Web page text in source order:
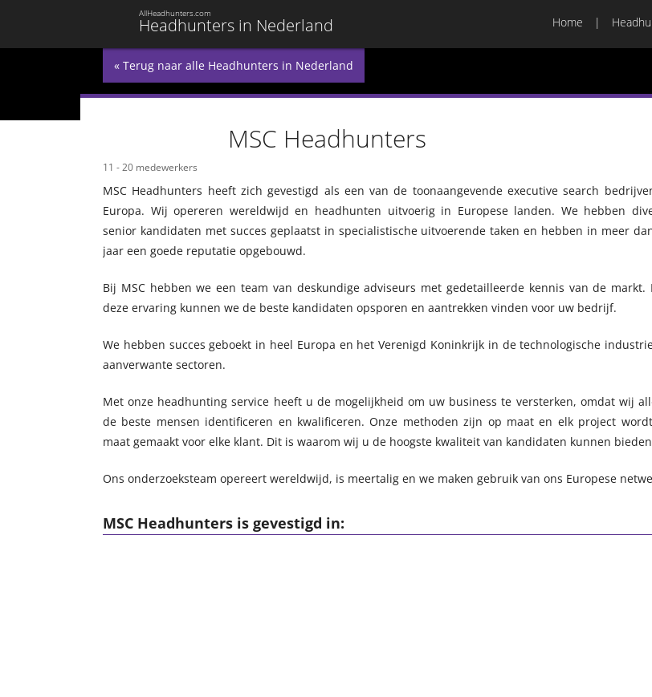
Headhunters in Nederland
AllHeadhunters.com
Home
« Terug naar alle Headhunters in Nederland
MSC Headhunters
11 - 20 medewerkers
MSC Headhunters heeft zich gevestigd als een van de toonaangevende executive search
Europa. Wij opereren wereldwijd en headhunten uitvoerig in Europese landen. We hebben
senior kandidaten met succes geplaatst in specialistische uitvoerende taken en hebben in meer
jaar een goede reputatie opgebouwd.
Bij MSC hebben we een team van deskundige adviseurs met gedetailleerde kennis van de markt.
deze ervaring kunnen we de beste kandidaten opsporen en aantrekken vinden voor uw bedrijf.
We hebben succes geboekt in heel Europa en het Verenigd Koninkrijk in de technologische
aanverwante sectoren.
Met onze headhunting service heeft u de mogelijkheid om uw business te versterken, omdat wij
de beste mensen identificeren en kwalificeren. Onze methoden zijn op maat en elk project
maat gemaakt voor elke klant. Dit is waarom wij u de hoogste kwaliteit van kandidaten kunnen
Ons onderzoeksteam opereert wereldwijd, is meertalig en we maken gebruik van ons Europese
MSC Headhunters is gevestigd in: